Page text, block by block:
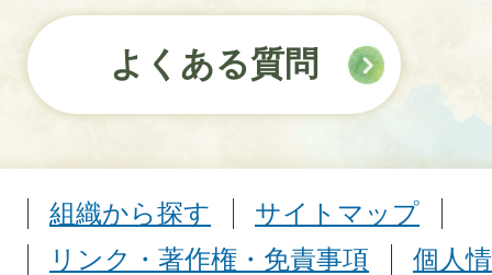
よくある質問
組織から探す
サイトマップ
リンク・著作権・免責事項
個人